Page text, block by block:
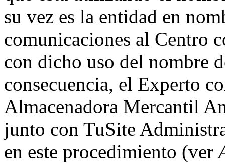
su vez es la entidad en
comunicaciones al Centro
con dicho uso del nombre
consecuencia, el Experto
Almacenadora Mercantil
junto con TuSite
en este procedimiento (ver